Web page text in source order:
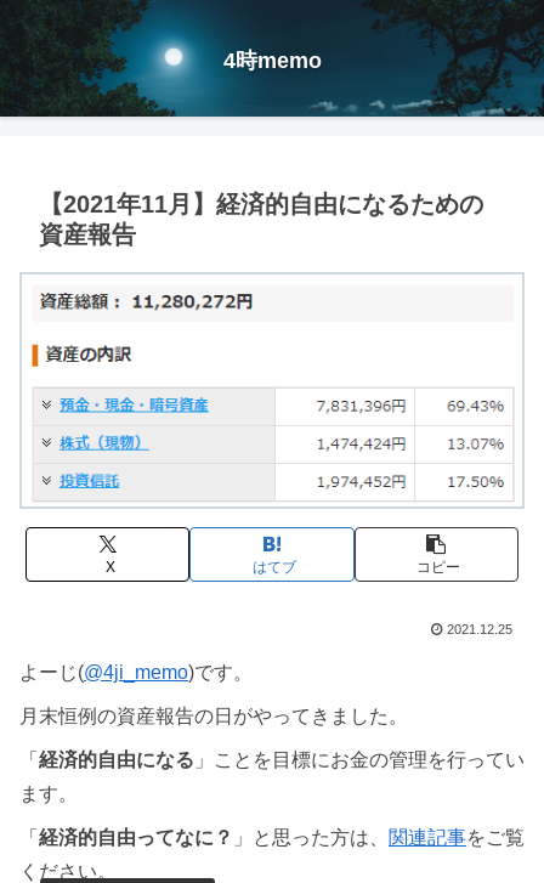
4時memo
【2021年11月】経済的自由になるための
資産報告
X はてブ コピー
2021.12.25
よーじ(@4ji_memo)です。
月末恒例の資産報告の日がやってきました。
「 経済的自由になる 」ことを目標にお金の管理を行ってい
ます。
「 経済的自由ってなに？ 」と思った方は、 関連記事をご覧
ください。